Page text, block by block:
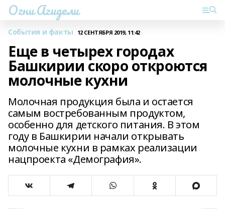
Огни Агидели
События и факты 12 СЕНТЯБРЯ 2019, 11:42
Еще в четырех городах
Башкирии скоро откроются
молочные кухни
Молочная продукция была и остается
самым востребованным продуктом,
особенно для детского питания. В этом
году в Башкирии начали открывать
молочные кухни в рамках реализации
нацпроекта «Демография».